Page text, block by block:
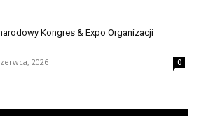
Kongres & Expo Organizacji
2026 0